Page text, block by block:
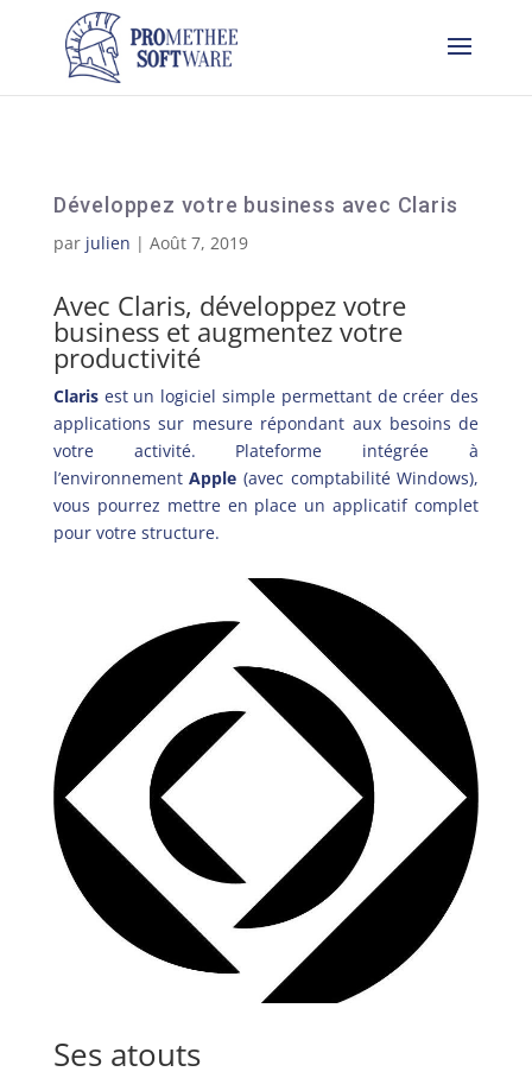
Développez votre business avec Claris
par julien | Août 7, 2019
Avec Claris, développez votre
business et augmentez votre
productivité
Claris est un logiciel simple permettant de créer des
applications sur mesure répondant aux besoins de
votre activité. Plateforme intégrée à
l’environnement Apple (avec comptabilité Windows),
vous pourrez mettre en place un applicatif complet
pour votre structure.
Ses atouts